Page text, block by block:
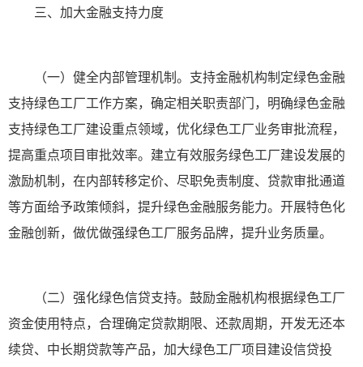
三、加大金融支持力度
（一）健全内部管理机制。支持金融机构制定绿色金融
支持绿色工厂工作方案，确定相关职责部门，明确绿色金融
支持绿色工厂建设重点领域，优化绿色工厂业务审批流程，
提高重点项目审批效率。建立有效服务绿色工厂建设发展的
激励机制，在内部转移定价、尽职免责制度、贷款审批通道
等方面给予政策倾斜，提升绿色金融服务能力。开展特色化
金融创新，做优做强绿色工厂服务品牌，提升业务质量。
（二）强化绿色信贷支持。鼓励金融机构根据绿色工厂
资金使用特点，合理确定贷款期限、还款周期，开发无还本
续贷、中长期贷款等产品，加大绿色工厂项目建设信贷投